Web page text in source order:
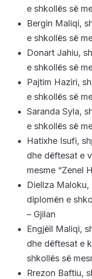
e shkollës së
Bergin Maliqi,
e shkollës së
Donart Jahiu,
e shkollës së
Pajtim Haziri,
e shkollës së
Saranda Syla,
e shkollës së
Hatixhe Isufi,
dhe dëftesat e
mesme “Zenel
Diellza
diplomën e
– Gjilan
Engjëll Maliqi,
dhe dëftesat e
shkollës së
Rrezon Baftiu,